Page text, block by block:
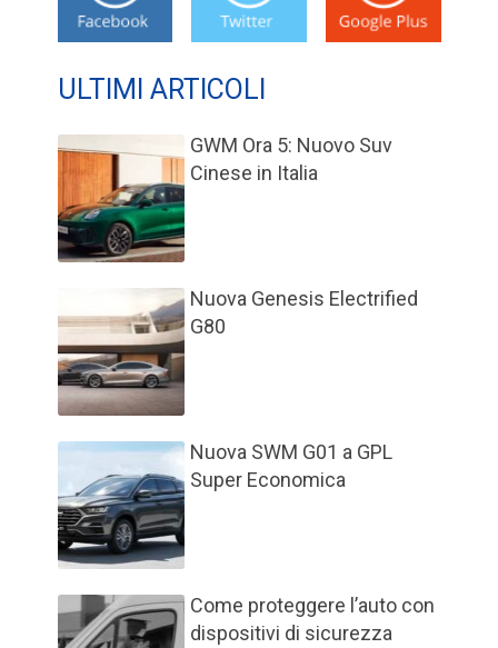
ULTIMI ARTICOLI
GWM Ora 5: Nuovo Suv
Cinese in Italia
Nuova Genesis Electrified
G80
Nuova SWM G01 a GPL
Super Economica
Come proteggere l’auto con
dispositivi di sicurezza